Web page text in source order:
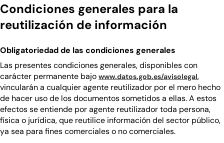
Condiciones generales para la
reutilización de información
Obligatoriedad de las condiciones generales
Las presentes condiciones generales, disponibles con
carácter permanente bajo www.datos.gob.es/avisolegal,
vincularán a cualquier agente reutilizador por el mero hecho
de hacer uso de los documentos sometidos a ellas. A estos
efectos se entiende por agente reutilizador toda persona,
física o jurídica, que reutilice información del sector público,
ya sea para fines comerciales o no comerciales.